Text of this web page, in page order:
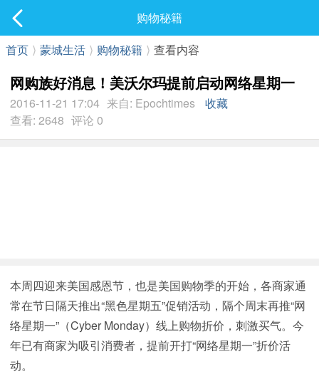
最新发表
购物秘籍
首页 ⟩ 蒙城生活 ⟩ 购物秘籍 ⟩ 查看内容
网购族好消息！美沃尔玛提前启动网络星期一
2016-11-21 17:04 来自: Epochtimes
收藏
查看: 2648 评论 0
本周四迎来美国感恩节，也是美国购物季的开始，各商家通
常在节日隔天推出“黑色星期五”促销活动，隔个周末再推“网
络星期一”（Cyber Monday）线上购物折价，刺激买气。今
年已有商家为吸引消费者，提前开打“网络星期一”折价活
动。